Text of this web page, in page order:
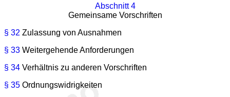
Abschnitt 4
Gemeinsame Vorschriften
§ 32 Zulassung von Ausnahmen
§ 33 Weitergehende Anforderungen
§ 34 Verhältnis zu anderen Vorschriften
§ 35 Ordnungswidrigkeiten